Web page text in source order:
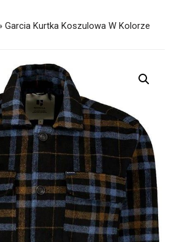
Garcia Kurtka Koszulowa W Kolorze